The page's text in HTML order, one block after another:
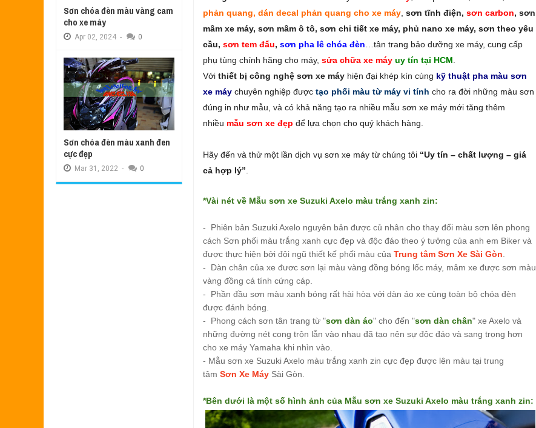
phản quang, dán decal phản quang cho xe máy sơn tĩnh điện,sơn carbon, sơn
mâm xe máy, sơn mâm ô tô, sơn chi tiết xe máy, phủ nano xe máy, sơn theo yêu
cầu,sơn tem đấu,sơn pha lê chóa đèn …tân trang bảo dưỡng xe máy, cung cấp
phụ tùng chính hãng cho máy, sửa chữa xe máy uy tín tại HCM
Vớithiết bị công nghệ sơn xe máy hiện đại khép kín cùng kỹ thuật pha màu sơn
xe máy chuyên nghiệp đượctạo phối màu từ máy vi tính cho ra đời những màu sơn
đúng in như mẫu, và có khả năng tạo ra nhiều mẫu sơn xe máy mới tăng thêm
nhiều mẫu sơn xe đẹp để lựa chọn cho quý khách hàng.
Hãy đến và thử một lần dịch vụ sơn xe máy từ chúng tôi “Uy tín – chất lượng – giá
cả hợp lý”
*Vài nét về Mẫu sơn xe Suzuki Axelo màu trắng xanh zin:
- Phiên bản Suzuki Axelo nguyên bản được củ nhân cho thay đổi màu sơn lên phong
cách Sơn phối màu trắng xanh cực đẹp và độc đáo theo ý tưởng của anh em Biker và
được thực hiện bởi đội ngũ thiết kế phối màu củaTrung tâm Sơn Xe Sài Gòn
- Dàn chân của xe đươc sơn lại màu vàng đồng bóng lốc máy, mâm xe được sơn màu
vàng đồng cá tính cứng cáp.
- Phần đầu sơn màu xanh bóng rất hài hòa với dàn áo xe cùng toàn bộ chóa đèn
được đánh bóng.
- Phong cách sơn tân trang từ "sơn dàn áo" cho đến "sơn dàn chân" xe Axelo và
những đường nét cong trộn lẫn vào nhau đã tạo nên sự độc đáo và sang trọng hơn
cho xe máy Yamaha khi nhìn vào.
- Mẫu sơn xe Suzuki Axelo màu trắng xanh zin cực đẹp được lên màu tại trung
tâmSơn Xe Máy Sài Gòn.
*Bên dưới là một số hình ảnh của Mẫu sơn xe Suzuki Axelo màu trắng xanh zin:
Sơn chóa đèn màu vàng cam
cho xe máy
Apr 02, 2024 - 0
Sơn chóa đèn màu xanh đen
cực đẹp
Mar 31, 2022 - 0